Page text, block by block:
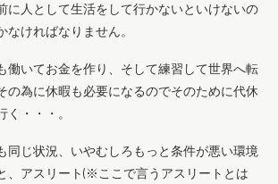
に人として生活をして行かないといけないの
なければなりません。
働いてお金を作り、そして練習して世界へ転
の為に休暇も必要になるのでそのために代休
・・・。
同じ状況、いやむしろもっと条件が悪い環境
、アスリート(※ここで言うアスリートとは